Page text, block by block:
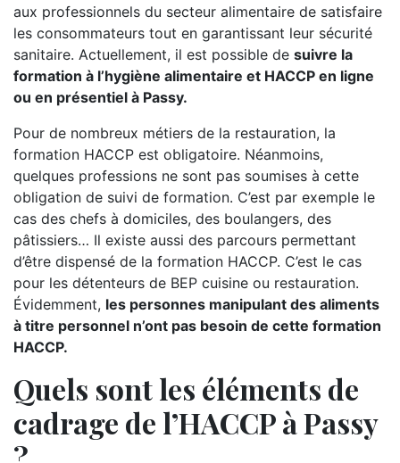
aux professionnels du secteur alimentaire de satisfaire
les consommateurs tout en garantissant leur sécurité
sanitaire. Actuellement, il est possible de suivre la
formation à l’hygiène alimentaire et HACCP en ligne
ou en présentiel à Passy.
Pour de nombreux métiers de la restauration, la
formation HACCP est obligatoire. Néanmoins,
quelques professions ne sont pas soumises à cette
obligation de suivi de formation. C’est par exemple le
cas des chefs à domiciles, des boulangers, des
pâtissiers… Il existe aussi des parcours permettant
d’être dispensé de la formation HACCP. C’est le cas
pour les détenteurs de BEP cuisine ou restauration.
Évidemment, les personnes manipulant des aliments
à titre personnel n’ont pas besoin de cette formation
HACCP.
Quels sont les éléments de
cadrage de l’HACCP à Passy